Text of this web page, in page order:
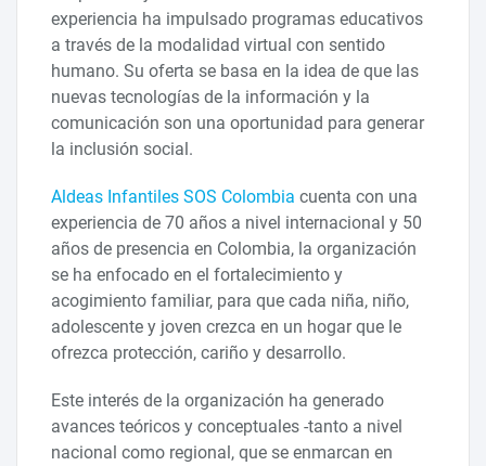
experiencia ha impulsado programas educativos
a través de la modalidad virtual con sentido
humano. Su oferta se basa en la idea de que las
nuevas tecnologías de la información y la
comunicación son una oportunidad para generar
la inclusión social.
Aldeas Infantiles SOS Colombia cuenta con una
experiencia de 70 años a nivel internacional y 50
años de presencia en Colombia, la organización
se ha enfocado en el fortalecimiento y
acogimiento familiar, para que cada niña, niño,
adolescente y joven crezca en un hogar que le
ofrezca protección, cariño y desarrollo.
Este interés de la organización ha generado
avances teóricos y conceptuales -tanto a nivel
nacional como regional, que se enmarcan en